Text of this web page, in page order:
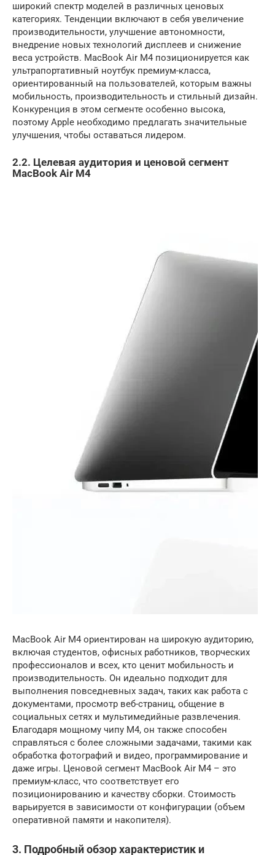
широкий спектр моделей в различных ценовых
категориях. Тенденции включают в себя увеличение
производительности, улучшение автономности,
внедрение новых технологий дисплеев и снижение
веса устройств. MacBook Air M4 позиционируется как
ультрапортативный ноутбук премиум-класса,
ориентированный на пользователей, которым важны
мобильность, производительность и стильный дизайн.
Конкуренция в этом сегменте особенно высока,
поэтому Apple необходимо предлагать значительные
улучшения, чтобы оставаться лидером.
2.2. Целевая аудитория и ценовой сегмент
MacBook Air M4
MacBook Air M4 ориентирован на широкую аудиторию,
включая студентов, офисных работников, творческих
профессионалов и всех, кто ценит мобильность и
производительность. Он идеально подходит для
выполнения повседневных задач, таких как работа с
документами, просмотр веб-страниц, общение в
социальных сетях и мультимедийные развлечения.
Благодаря мощному чипу M4, он также способен
справляться с более сложными задачами, такими как
обработка фотографий и видео, программирование и
даже игры. Ценовой сегмент MacBook Air M4 – это
премиум-класс, что соответствует его
позиционированию и качеству сборки. Стоимость
варьируется в зависимости от конфигурации (объем
оперативной памяти и накопителя).
3. Подробный обзор характеристик и